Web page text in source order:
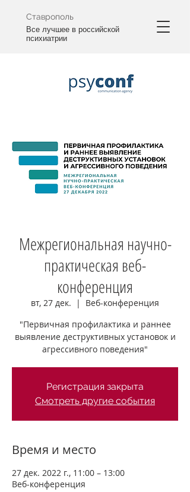
Ставрополь
Все лучшее в российской
психиатрии
Межрегиональная научно-
практическая веб-
конференция
вт, 27 дек.
  |
Веб-конференция
"Первичная профилактика и раннее
выявление деструктивных установок и
агрессивного поведения"
Регистрация закрыта
Смотреть другие события
Время и место
27 дек. 2022 г., 11:00 – 13:00
Веб-конференция